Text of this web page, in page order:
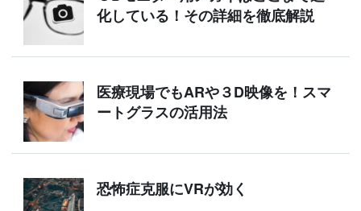
化している！その詳細を徹底解説
医療現場でもARや３D映像を！スマ
ートグラスの活用法
恐怖症克服にVRが効く